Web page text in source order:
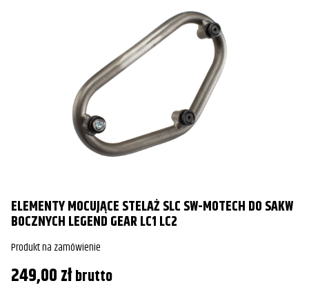
ELEMENTY MOCUJĄCE STELAŻ SLC SW-MOTECH DO SAKW
BOCZNYCH LEGEND GEAR LC1 LC2
Produkt na zamówienie
249,00złbrutto